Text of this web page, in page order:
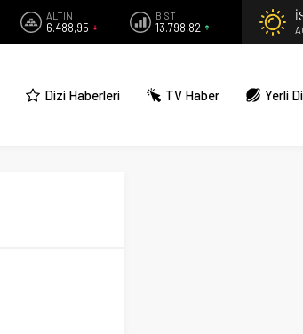
ALTIN
6.488,95
BİST
13.798,82
Dizi Haberleri TV Haber Yerli